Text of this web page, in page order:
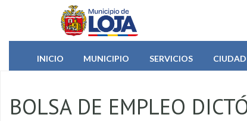
Pasar al contenido principal
INICIO
MUNICIPIO SERVICIOS CIUDAD
BOLSA DE EMPLEO